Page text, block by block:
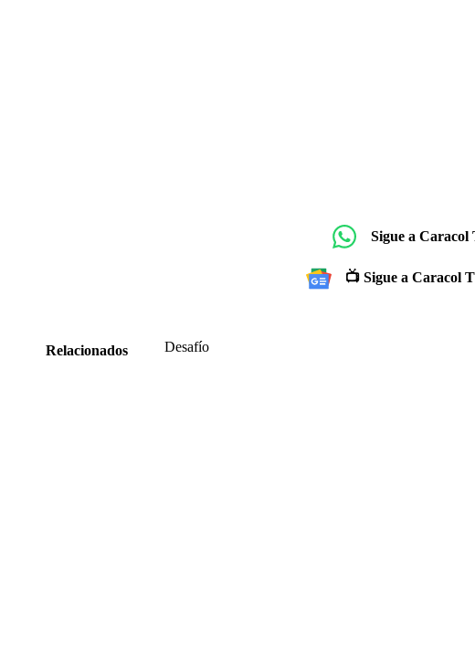
Sigue a
📺 Sigue a Caracol
Relacionados Desafío